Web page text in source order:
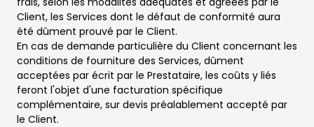
Client, les Services dont le défaut de conformité aura
été dûment prouvé par le Client.
En cas de demande particulière du Client concernant les
conditions de fourniture des Services, dûment
acceptées par écrit par le Prestataire, les coûts y liés
feront l'objet d'une facturation spécifique
complémentaire, sur devis préalablement accepté par
le Client.